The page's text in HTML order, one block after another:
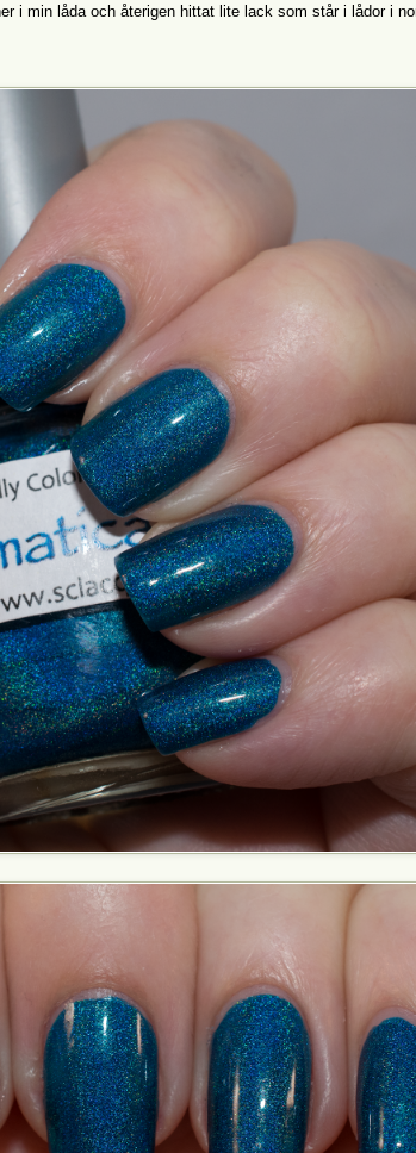
i min låda och återigen hittat lite lack som står i lådor i